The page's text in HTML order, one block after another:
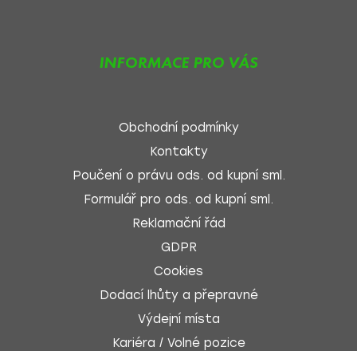
INFORMACE PRO VÁS
Obchodní podmínky
Kontakty
Poučení o právu ods. od kupní sml.
Formulář pro ods. od kupní sml.
Reklamační řád
GDPR
Cookies
Dodací lhůty a přepravné
Výdejní místa
Kariéra / Volné pozice